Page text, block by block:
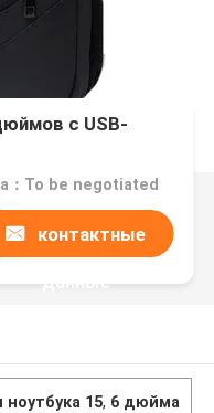
с USB-
：To be negotiated
контактные
данные
15, 6 дюйма